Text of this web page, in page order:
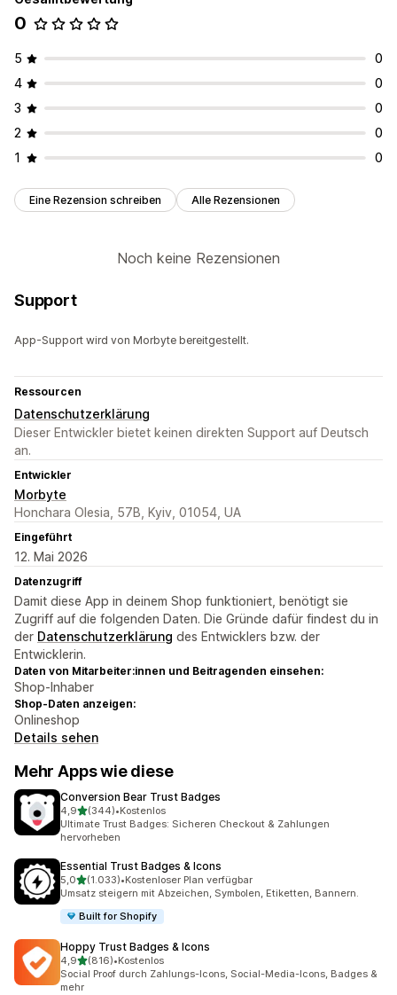
0
5
0
4
0
3
0
2
0
1
0
Eine Rezension schreiben Alle Rezensionen
Noch keine Rezensionen
Support
App-Support wird von Morbyte bereitgestellt.
Ressourcen
Datenschutzerklärung
Dieser Entwickler bietet keinen direkten Support auf Deutsch
an.
Entwickler
Morbyte
Honchara Olesia, 57B, Kyiv, 01054, UA
Eingeführt
12. Mai 2026
Datenzugriff
Damit diese App in deinem Shop funktioniert, benötigt sie
Zugriff auf die folgenden Daten. Die Gründe dafür findest du in
der Datenschutzerklärung des Entwicklers bzw. der
Entwicklerin.
Daten von Mitarbeiter:innen und Beitragenden einsehen:
Shop-Inhaber
Shop-Daten anzeigen:
Onlineshop
Details sehen
Mehr Apps wie diese
Conversion Bear Trust Badges
4,9von 5 Sternen
(344)
344 Rezensionen insgesamt
•Kostenlos
Ultimate Trust Badges: Sicheren Checkout & Zahlungen
hervorheben
Essential Trust Badges & Icons
5,0von 5 Sternen
(1.033)
1033 Rezensionen insgesamt
•Kostenloser Plan verfügbar
Umsatz steigern mit Abzeichen, Symbolen, Etiketten, Bannern.
Built for Shopify
Hoppy Trust Badges & Icons
4,9von 5 Sternen
(816)
816 Rezensionen insgesamt
•Kostenlos
Social Proof durch Zahlungs-Icons, Social-Media-Icons, Badges &
mehr